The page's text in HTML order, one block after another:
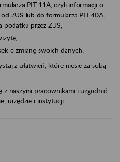
PIT 11A, czyli informacji o
ZUS lub do formularza PIT 40A,
podatku przez ZUS,
o zmianę swoich danych.
z ułatwień, które niesie za sobą
naszymi pracownikami i uzgodnić
urzędzie i instytucji.